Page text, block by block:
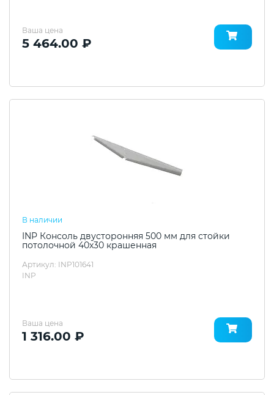
Ваша цена
5 464.00 ₽
В наличии
INP Консоль двусторонняя 500 мм для стойки
потолочной 40х30 крашенная
Артикул: INP101641
INP
Ваша цена
1 316.00 ₽